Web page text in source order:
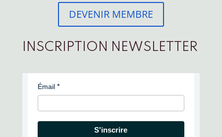
DEVENIR MEMBRE
INSCRIPTION NEWSLETTER
Émail
S'inscrire